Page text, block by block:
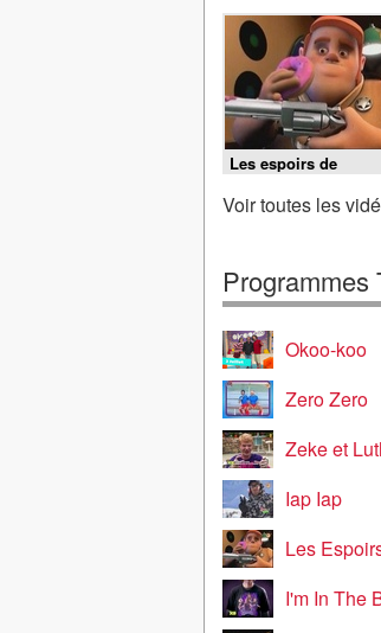
Les espoirs de
l'animation 2009 -
serre
Voir toutes les
Programmes
Okoo-koo
Zero Zero
Zeke et
Iap Iap
Les
I'm In The